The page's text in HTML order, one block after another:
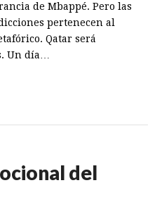
de Mbappé. Pero las
pertenecen al
Qatar será
Un día…
del